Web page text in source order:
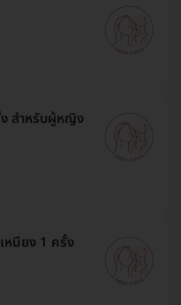
สำหรับผู้หญิง
หนียง 1 ครั้ง